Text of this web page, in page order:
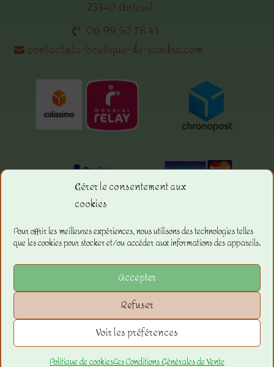
Gérer le consentement aux
cookies
Pour offrir les meilleures expériences, nous utilisons des technologies telles
que les cookies pour stocker et/ou accéder aux informations des appareils.
Accepter
Refuser
Voir les préférences
Politique de cookiesLes Conditions Générales de Vente
25340 Anteuil
06 99 50 78 43
contact@la-boutique-de-sandra.com
Menu.
La boutique
Les Conditions Générales de ventes
Les Mentions Légales
Copyright © 2023 –La Boutique de
Sandra
JF Diffusion21 – Tous droits